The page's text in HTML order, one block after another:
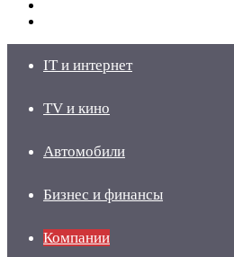
IT и интернет
TV и кино
Автомобили
Бизнес и финансы
Компании